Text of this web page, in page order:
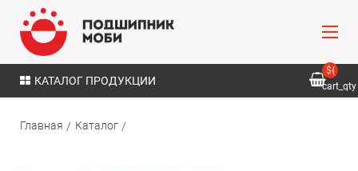
КАТАЛОГ ПРОДУКЦИИ
${
cart_qty
Главная Каталог